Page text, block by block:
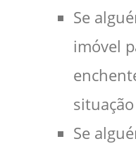
Se
imóvel
Se